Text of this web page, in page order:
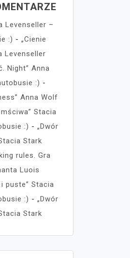
Levenseller –
:) - „Cienie
Levenseller
Night” Anna
:) -
Anna Wolf
Stacia
:) - „Dwór
Stark
rules. Gra
Luois
puste” Stacia
:) - „Dwór
Stark